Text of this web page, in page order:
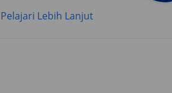
Pelajari Lebih Lanjut